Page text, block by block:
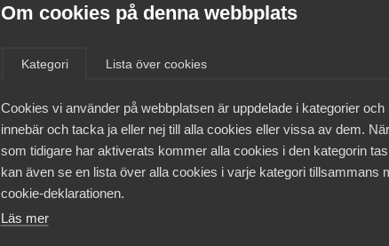
Om cookies på denna webbplats
Kategori Lista över cookies
Cookies vi använder på webbplatsen är uppdelade i kategorier
innebär och tacka ja eller nej till alla cookies eller vissa av dem.
som tidigare har aktiverats kommer alla cookies i den kategorin
kan även se en lista över alla cookies i varje kategori tillsammans
cookie-deklarationen.
Läs mer